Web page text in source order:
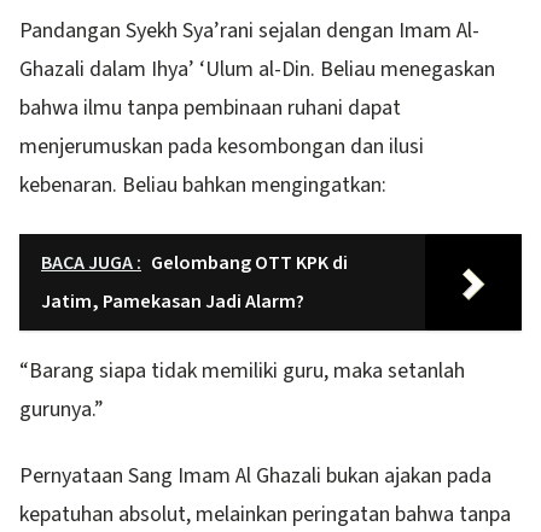
Pandangan Syekh Sya’rani sejalan dengan Imam Al-
Ghazali dalam Ihya’ ‘Ulum al-Din. Beliau menegaskan
bahwa ilmu tanpa pembinaan ruhani dapat
menjerumuskan pada kesombongan dan ilusi
kebenaran. Beliau bahkan mengingatkan:
BACA JUGA : Gelombang OTT KPK di
Jatim, Pamekasan Jadi Alarm?
“Barang siapa tidak memiliki guru, maka setanlah
gurunya.”
Pernyataan Sang Imam Al Ghazali bukan ajakan pada
kepatuhan absolut, melainkan peringatan bahwa tanpa